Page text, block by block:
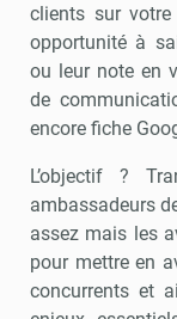
clients sur votre
opportunité à
ou leur note en
de
encore fiche
L’objectif ?
ambassadeurs
assez mais les
pour mettre en
concurrents et